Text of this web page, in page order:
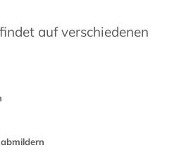
auf verschiedenen